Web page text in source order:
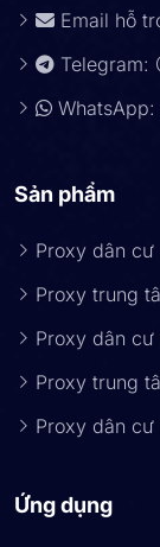
Email hỗ
Telegram:
Sản phẩm
Proxy dân cư
Proxy trung
Proxy dân cư
Proxy trung
Proxy dân cư
Ứng dụng